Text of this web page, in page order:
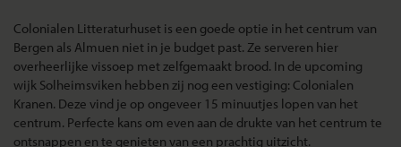
Colonialen Litteraturhuset is een goede optie in het centrum van
Bergen als Almuen niet in je budget past. Ze serveren hier
overheerlijke vissoep met zelfgemaakt brood. In de upcoming
wijk Solheimsviken hebben zij nog een vestiging: Colonialen
Kranen. Deze vind je op ongeveer 15 minuutjes lopen van het
centrum. Perfecte kans om even aan de drukte van het centrum te
ontsnappen en te genieten van een prachtig uitzicht.